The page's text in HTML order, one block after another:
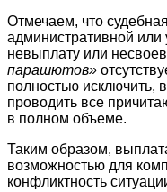
Отмечаем, что
административной или
невыплату или
парашютов»
полностью исключить,
проводить все
в полном объеме.
Таким образом,
возможностью для
конфликтность